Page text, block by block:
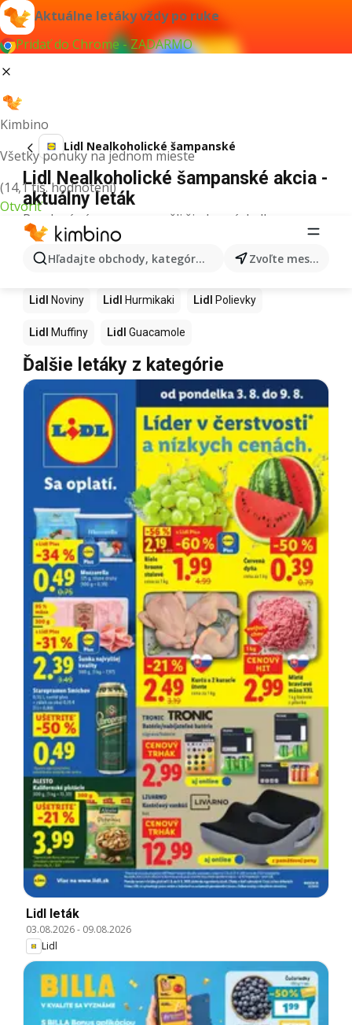
Aktuálne letáky vždy po ruke
Pridať do Chrome - ZADARMO
Kimbino
Všetky ponuky na jednom mieste
(14,1 tis. hodnotení)
Otvoriť
Hľadajte obchody, kategórie, produkty... Zvoľte mesto
Lidl Nealkoholické šampanské
Lidl Nealkoholické šampanské akcia -
aktuálny leták
Pre daný výraz sme nenašli žiadne výsledky.
Ďalšie produkty v obchodoch Lidl
Lidl Kapor Ashwagandha Nintendo Switch
Lidl Noviny Lidl Hurmikaki Lidl Polievky
Lidl Muffiny Lidl Guacamole
Ďalšie letáky z kategórie
Lidl leták
03.08.2026- 09.08.2026
Lidl